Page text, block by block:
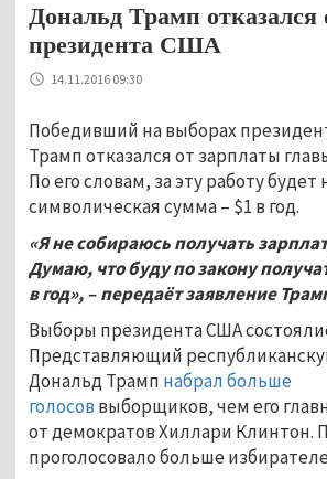
Дональд Трамп отказался
президента США
14.11.2016 09:30
Победивший на выборах
Трамп отказался от зарплаты
По его словам, за эту работу будет
символическая сумма – $1 в год.
«Я не собираюсь получать
Думаю, что буду по закону
в год», – передаёт заявление
Выборы президента США
Представляющий
Дональд Трамп набрал больше
голосов выборщиков, чем его
от демократов Хиллари Клинтон.
проголосовало больше